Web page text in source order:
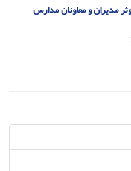
مدیران و معاونان مدارس